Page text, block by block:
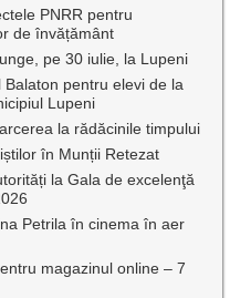
PNRR pentru
de învățământ
pe 30 iulie, la Lupeni
pentru elevi de la
Lupeni
la rădăcinile timpului
în Munții Retezat
la Gala de excelenţă
Petrila în cinema în aer
magazinul online – 7